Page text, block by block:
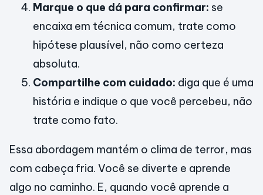
Marque o que dá para confirmar: se
encaixa em técnica comum, trate como
hipótese plausível, não como certeza
absoluta.
Compartilhe com cuidado: diga que é uma
história e indique o que você percebeu, não
trate como fato.
Essa abordagem mantém o clima de terror, mas
com cabeça fria. Você se diverte e aprende
algo no caminho. E, quando você aprende a